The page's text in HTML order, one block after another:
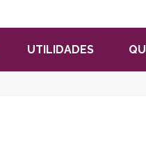
UTILIDADES